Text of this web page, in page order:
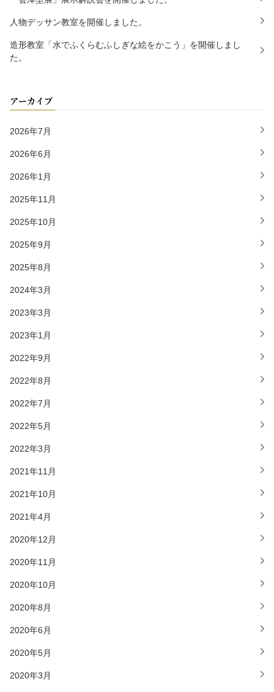
人物デッサン教室を開催しました。
造形教室「水でふくらむふしぎな絵をかこう」を開催しまし
た。
アーカイブ
2026年7月
2026年6月
2026年1月
2025年11月
2025年10月
2025年9月
2025年8月
2024年3月
2023年3月
2023年1月
2022年9月
2022年8月
2022年7月
2022年5月
2022年3月
2021年11月
2021年10月
2021年4月
2020年12月
2020年11月
2020年10月
2020年8月
2020年6月
2020年5月
2020年3月